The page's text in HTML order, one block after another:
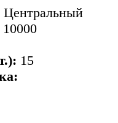
Центральный
10000
15